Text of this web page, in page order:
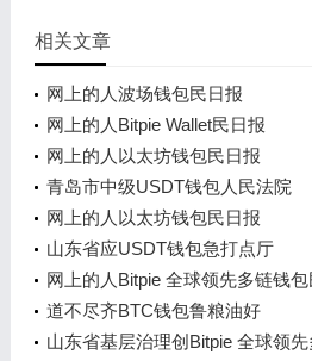
相关文章
网上的人波场钱包民日报
网上的人Bitpie Wallet民日报
网上的人以太坊钱包民日报
青岛市中级USDT钱包人民法院
网上的人以太坊钱包民日报
山东省应USDT钱包急打点厅
网上的人Bitpie 全球领先多链钱
道不尽齐BTC钱包鲁粮油好
山东省基层治理创Bitpie 全球领